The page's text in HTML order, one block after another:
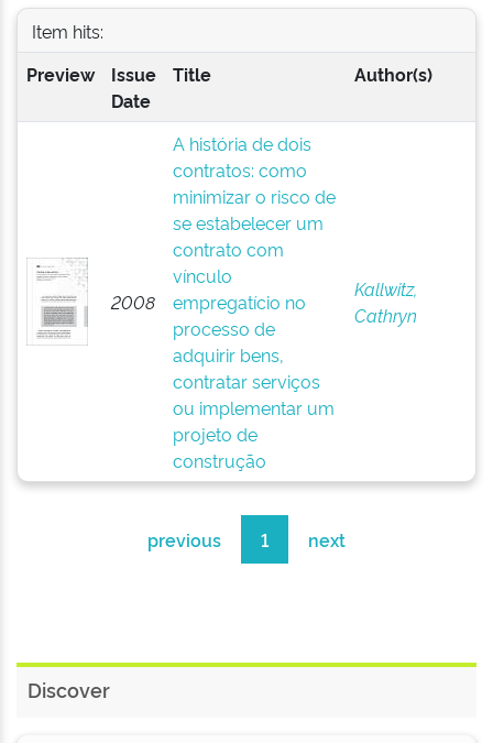
Item hits:
Preview
Issue
Date
Title Author(s)
2008
A história de dois
contratos: como
minimizar o risco de
se estabelecer um
contrato com
vínculo
empregatício no
processo de
adquirir bens,
contratar serviços
ou implementar um
projeto de
construção
Kallwitz,
Cathryn
previous 1 next
Discover